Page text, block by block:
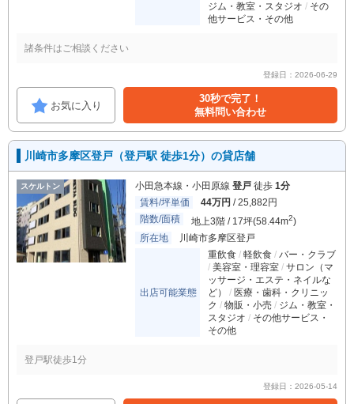
ジム・教室・スタジオ
その
他サービス・その他
諸条件はご相談ください
登録日：2026-06-29
お気に入り
30秒で完了！
無料問い合わせ
川崎市多摩区登戸（登戸駅 徒歩1分）の貸店舗
スケルトン 小田急本線・小田原線 登戸 徒歩 1分
賃料/坪単価
44万円 / 25,882円
階数/面積
地上3階 / 17坪(58.44m2)
所在地
川崎市多摩区登戸
出店可能業態
重飲食 軽飲食
バー・クラブ
美容室・理容室
サロン（マ
ッサージ・エステ・ネイルな
ど）
医療・歯科・クリニッ
ク
物販・小売
ジム・教室・
スタジオ
その他サービス・
その他
登戸駅徒歩1分
登録日：2026-05-14